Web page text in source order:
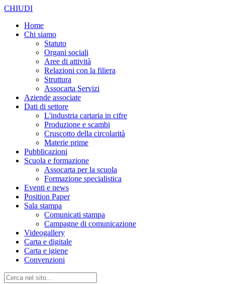
CHIUDI
Home
Chi siamo
Statuto
Organi sociali
Aree di attività
Relazioni con la filiera
Struttura
Assocarta Servizi
Aziende associate
Dati di settore
L'industria cartaria in cifre
Produzione e scambi
Cruscotto della circolarità
Materie prime
Pubblicazioni
Scuola e formazione
Assocarta per la scuola
Formazione specialistica
Eventi e news
Position Paper
Sala stampa
Comunicati stampa
Campagne di comunicazione
Videogallery
Carta e digitale
Carta e igiene
Convenzioni